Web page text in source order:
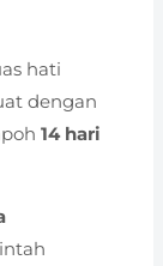
hati
dengan
14 hari